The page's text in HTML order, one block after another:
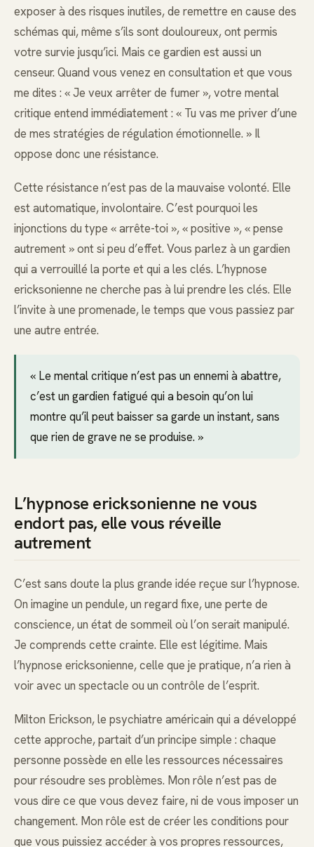
exposer à des risques inutiles, de remettre en cause des
schémas qui, même s’ils sont douloureux, ont permis
votre survie jusqu’ici. Mais ce gardien est aussi un
censeur. Quand vous venez en consultation et que vous
me dites : « Je veux arrêter de fumer », votre mental
critique entend immédiatement : « Tu vas me priver d’une
de mes stratégies de régulation émotionnelle. » Il
oppose donc une résistance.
Cette résistance n’est pas de la mauvaise volonté. Elle
est automatique, involontaire. C’est pourquoi les
injonctions du type « arrête-toi », « positive », « pense
autrement » ont si peu d’effet. Vous parlez à un gardien
qui a verrouillé la porte et qui a les clés. L’hypnose
ericksonienne ne cherche pas à lui prendre les clés. Elle
l’invite à une promenade, le temps que vous passiez par
une autre entrée.
« Le mental critique n’est pas un ennemi à abattre,
c’est un gardien fatigué qui a besoin qu’on lui
montre qu’il peut baisser sa garde un instant, sans
que rien de grave ne se produise. »
L’hypnose ericksonienne ne vous
endort pas, elle vous réveille
autrement
C’est sans doute la plus grande idée reçue sur l’hypnose.
On imagine un pendule, un regard fixe, une perte de
conscience, un état de sommeil où l’on serait manipulé.
Je comprends cette crainte. Elle est légitime. Mais
l’hypnose ericksonienne, celle que je pratique, n’a rien à
voir avec un spectacle ou un contrôle de l’esprit.
Milton Erickson, le psychiatre américain qui a développé
cette approche, partait d’un principe simple : chaque
personne possède en elle les ressources nécessaires
pour résoudre ses problèmes. Mon rôle n’est pas de
vous dire ce que vous devez faire, ni de vous imposer un
changement. Mon rôle est de créer les conditions pour
que vous puissiez accéder à vos propres ressources,